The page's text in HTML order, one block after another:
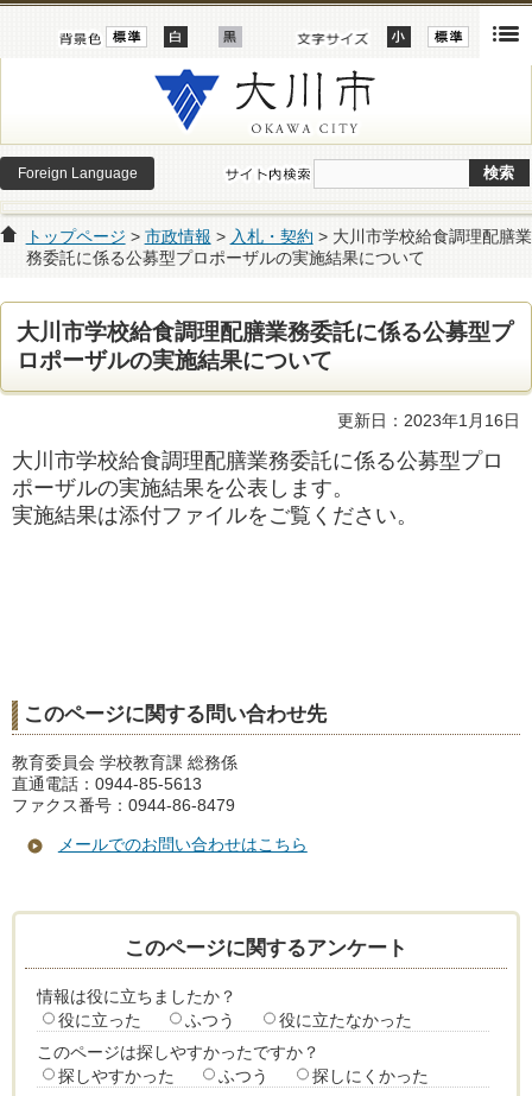
Foreign Language
トップページ > 市政情報 > 入札・契約 > 大川市学校給食調理配膳業
務委託に係る公募型プロポーザルの実施結果について
大川市学校給食調理配膳業務委託に係る公募型プ
ロポーザルの実施結果について
更新日：2023年1月16日
大川市学校給食調理配膳業務委託に係る公募型プロ
ポーザルの実施結果を公表します。
実施結果は添付ファイルをご覧ください。
このページに関する問い合わせ先
教育委員会 学校教育課 総務係
直通電話：0944-85-5613
ファクス番号：0944-86-8479
メールでのお問い合わせはこちら
このページに関するアンケート
情報は役に立ちましたか？
役に立った
ふつう
役に立たなかった
このページは探しやすかったですか？
探しやすかった
ふつう
探しにくかった